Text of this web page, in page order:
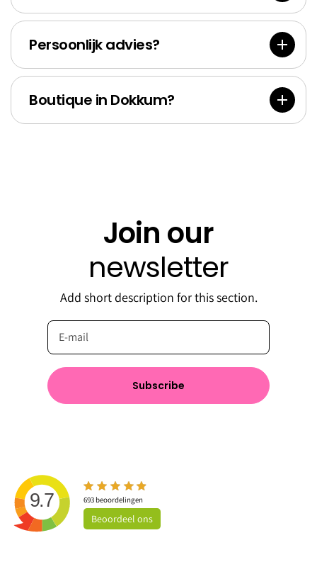
Persoonlijk advies?
Boutique in Dokkum?
Join our
newsletter
Add short description for this section.
Subscribe
9.7 693beoordelingen
Beoordeel ons